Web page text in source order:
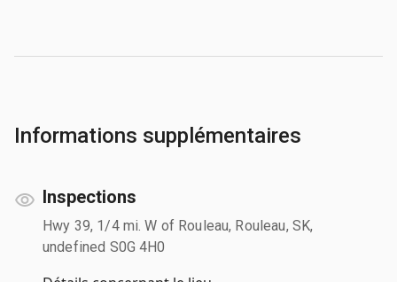
Informations supplémentaires
Inspections
Hwy 39, 1/4 mi. W of Rouleau, Rouleau, SK,
undefined S0G 4H0